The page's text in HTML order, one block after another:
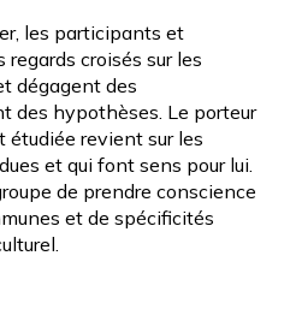
les participants et
croisés sur les
dégagent des
des hypothèses. Le porteur
étudiée revient sur les
et qui font sens pour lui.
de prendre conscience
et de spécificités